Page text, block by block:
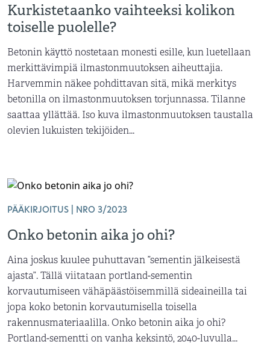
Kurkistetaanko vaihteeksi kolikon
toiselle puolelle?
Betonin käyttö nostetaan monesti esille, kun luetellaan
merkittävimpiä ilmastonmuutoksen aiheuttajia.
Harvemmin näkee pohdittavan sitä, mikä merkitys
betonilla on ilmastonmuutoksen torjunnassa. Tilanne
saattaa yllättää. Iso kuva ilmastonmuutoksen taustalla
olevien lukuisten tekijöiden...
PÄÄKIRJOITUS | NRO 3/2023
Onko betonin aika jo ohi?
Aina joskus kuulee puhuttavan ”sementin jälkeisestä
ajasta”. Tällä viitataan portland-sementin
korvautumiseen vähäpäästöisemmillä sideaineilla tai
jopa koko betonin korvautumisella toisella
rakennusmateriaalilla. Onko betonin aika jo ohi?
Portland-sementti on vanha keksintö, 2040-luvulla...